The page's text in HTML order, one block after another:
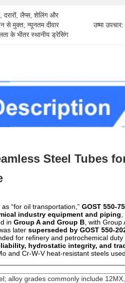
दरारों, लैप्स, शेलिंग और
से मुक्त; न्यूनतम दीवार
के भीतर स्थानीय ड्रेसिंग
उष्मा उपचार:
Steel Tubes
“for oil transportation,” GOST 550-
industry equipment and piping
in Group A and Group B , with
later superseded by GOST 550-
for refinery and petrochemical
hydrostatic integrity, and
and Cr-W-V heat-resistant steels
alloy grades commonly include